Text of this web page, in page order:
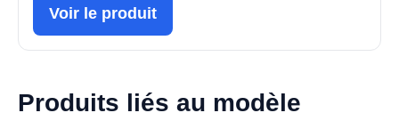
Voir le produit
Produits liés au modèle